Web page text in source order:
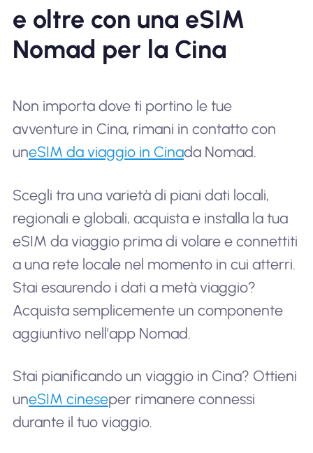
e oltre con una eSIM
Nomad per la Cina
Non importa dove ti portino le tue
avventure in Cina, rimani in contatto con
uneSIM da viaggio in Cinada Nomad.
Scegli tra una varietà di piani dati locali,
regionali e globali, acquista e installa la tua
eSIM da viaggio prima di volare e connettiti
a una rete locale nel momento in cui atterri.
Stai esaurendo i dati a metà viaggio?
Acquista semplicemente un componente
aggiuntivo nell'app Nomad.
Stai pianificando un viaggio in Cina? Ottieni
uneSIM cineseper rimanere connessi
durante il tuo viaggio.